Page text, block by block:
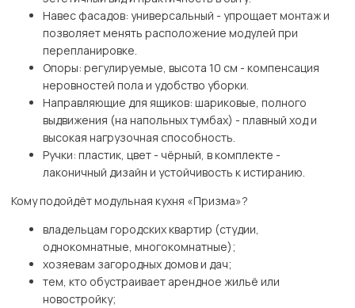
Навес фасадов: универсальный - упрощает монтаж и
позволяет менять расположение модулей при
перепланировке.
Опоры: регулируемые, высота 10 см - компенсация
неровностей пола и удобство уборки.
Направляющие для ящиков: шариковые, полного
выдвижения (на напольных тумбах) - плавный ход и
высокая нагрузочная способность.
Ручки: пластик, цвет - чёрный, в комплекте -
лаконичный дизайн и устойчивость к истиранию.
Кому подойдёт модульная кухня «Призма»?
владельцам городских квартир (студии,
однокомнатные, многокомнатные);
хозяевам загородных домов и дач;
тем, кто обустраивает арендное жильё или
новостройку;